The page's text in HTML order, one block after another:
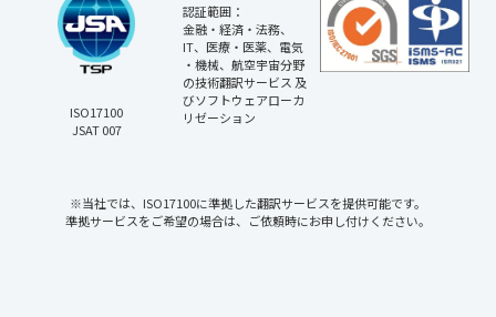
ISO17100
JSAT 007
認証範囲：
金融・経済・法務、
IT、医療・医薬、電気
・機械、航空宇宙分野
の技術翻訳サービス 及
びソフトウェアローカ
リゼーション
※当社では、ISO17100に準拠した翻訳サービスを提供可能です。
準拠サービスをご希望の場合は、ご依頼時にお申し付けください。